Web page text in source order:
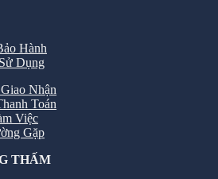
Hành
Dụng
Nhận
Toán
Việc
Gặp
THẤM